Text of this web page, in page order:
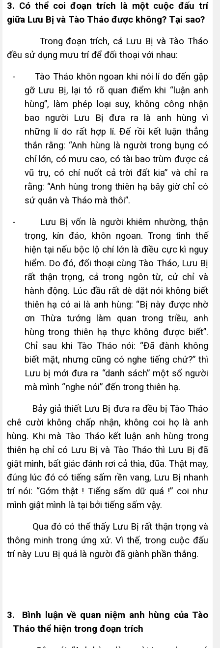
3. Có thể coi đoạn trích là một cuộc đấu trí
giữa Lưu Bị và Tào Tháo được không? Tại sao?
Trong đoạn trích, cả Lưu Bị và Tào Tháo
đều sử dụng m­ưu trí để đối thoại với nhau:
-
Tào Tháo khôn ngoan khi nói lí do đến gặp
gỡ Lưu Bị, lại tỏ rõ quan điểm khi “luận anh
hùng”, làm phép loại suy, không công nhận
bao người Lưu Bị đư­a ra là anh hùng vì
những lí do rất hợp lí. Để rồi kết luận thẳng
thắn rằng: “Anh hùng là người trong bụng có
chí lớn, có m­ưu cao, có tài bao trùm được cả
vũ trụ, có chí nuốt cả trời đất kia” và chỉ ra
rằng: “Anh hùng trong thiên hạ bây giờ chỉ có
sứ quân và Tháo mà thôi”.
-
Lưu Bị vốn là người khiêm nh­ường, thận
trọng, kín đáo, khôn ngoan. Trong tình thế
hiện tại nếu bộc lộ chí lớn là điều cực kì nguy
hiểm. Do đó, đối thoại cùng Tào Tháo, Lưu Bị
rất thận trọng, cả trong ngôn từ, cử chỉ và
hành động. Lúc đầu rất dè dặt nói không biết
thiên hạ có ai là anh hùng: “Bị này được nhờ
ơn Thừa tướng làm quan trong triều, anh
hùng trong thiên hạ thực không được biết”.
Chỉ sau khi Tào Tháo nói: “Đã đành không
biết mặt, nhưng cũng có nghe tiếng chứ?” thì
Lưu bị mới đư­a ra “danh sách” một số người
mà mình “nghe nói” đến trong thiên hạ.
Bảy giả thiết Lưu Bị đ­ưa ra đều bị Tào Tháo
chê cư­ời không chấp nhận, không coi họ là anh
hùng. Khi mà Tào Tháo kết luận anh hùng trong
thiên hạ chỉ có Lưu Bị và Tào Tháo thì Lưu Bị đã
giật mình, bất giác đánh rơi cả thìa, đũa. Thật may,
đúng lúc đó có tiếng sấm rền vang, Lưu Bị nhanh
trí nói: “Gớm thật ! Tiếng sấm dữ quá !” coi như
mình giật mình là tại bởi tiếng sấm vậy.
Qua đó có thể thấy Lưu Bị rất thận trọng và
thông minh trong ứng xử. Vì thế, trong cuộc đấu
trí này Lưu Bị quả là người đã giành phần thắng.
3.
Bình luận về quan niệm anh hùng của Tào
Tháo thể hiện trong đoạn trích